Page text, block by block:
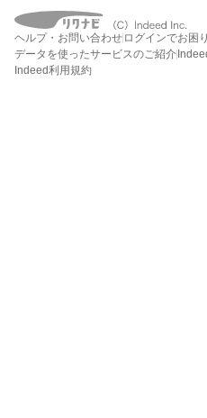
ヘルプ・お問い合わせ ログインでお困
データを使ったサービスのご紹介
Indeed利用規約